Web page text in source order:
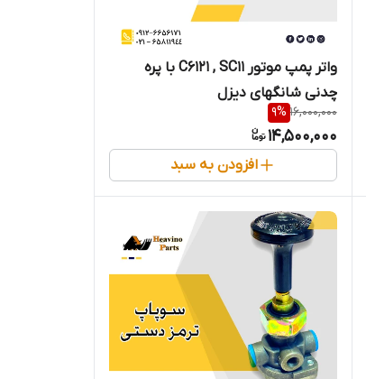
واتر پمپ موتور C6121 , SC11 با پره
چدنی شانگهای دیزل
16,000,000
9%
14,500,000
افزودن به سبد